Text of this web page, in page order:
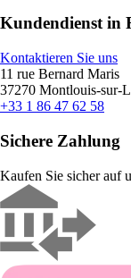
Kundendienst in
Kontaktieren Sie uns
11 rue Bernard Maris
37270 Montlouis-sur-
+33 1 86 47 62 58
Sichere Zahlung
Kaufen Sie sicher auf